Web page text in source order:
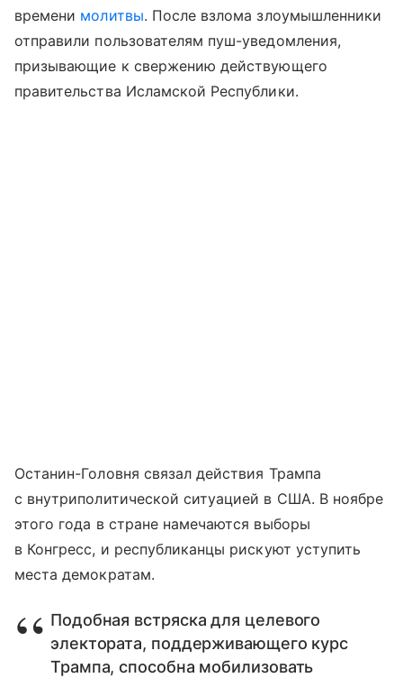
времени молитвы. После взлома злоумышленники
отправили пользователям пуш-уведомления,
призывающие к свержению действующего
правительства Исламской Республики.
Останин-Головня связал действия Трампа
с внутриполитической ситуацией в США. В ноябре
этого года в стране намечаются выборы
в Конгресс, и республиканцы рискуют уступить
места демократам.
Подобная встряска для целевого
электората, поддерживающего курс
Трампа, способна мобилизовать